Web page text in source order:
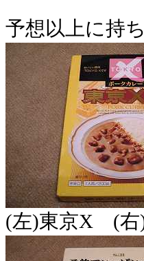
予想以上に持
(左)東京X (右